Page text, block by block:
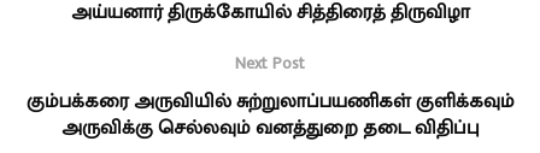
அய்யனார் திருக்கோயில் சித்திரைத் திருவிழா
Next Post
கும்பக்கரை அருவியில் சுற்றுலாப்பயணிகள் குளிக்கவும்
அருவிக்கு செல்லவும் வனத்துறை தடை விதிப்பு